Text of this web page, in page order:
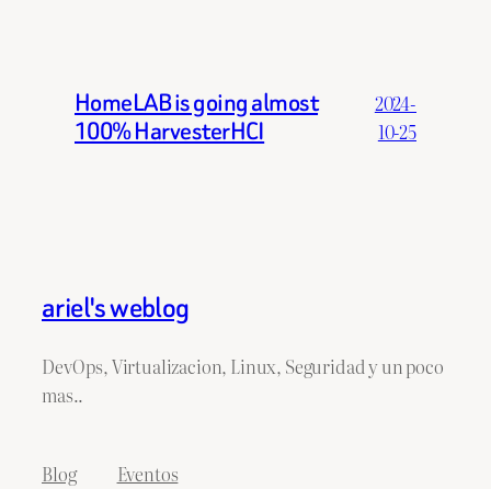
HomeLAB is going almost
100% HarvesterHCI
2024-
10-25
ariel's weblog
DevOps, Virtualizacion, Linux, Seguridad y un poco
mas..
Blog Eventos